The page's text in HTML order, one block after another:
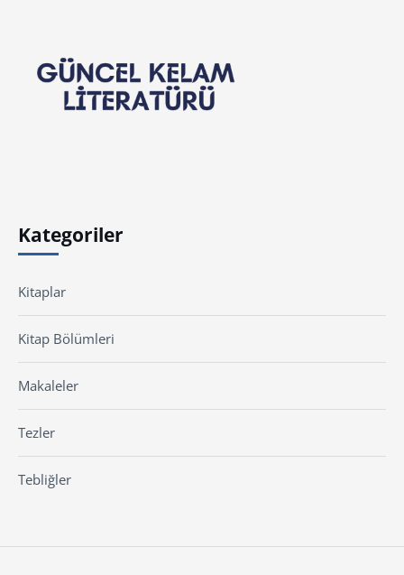
Kategoriler
Kitaplar
Kitap Bölümleri
Makaleler
Tezler
Tebliğler